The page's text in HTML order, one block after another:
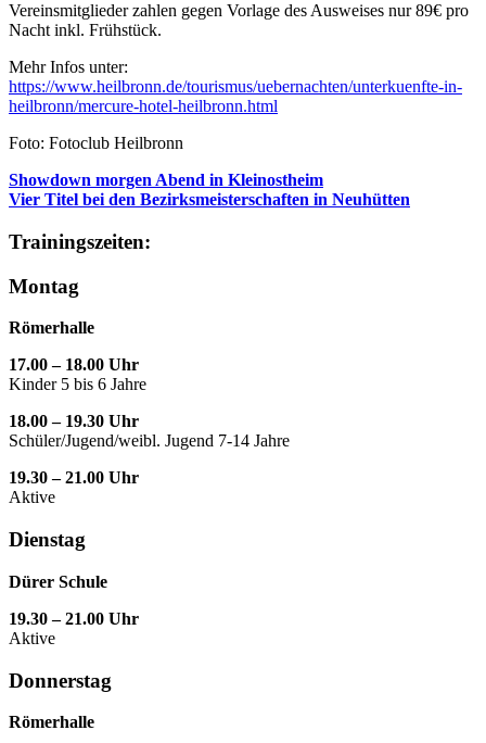
Vereinsmitglieder zahlen gegen Vorlage des Ausweises nur 89€ pro
Nacht inkl. Frühstück.
Mehr Infos unter:
https://www.heilbronn.de/tourismus/uebernachten/unterkuenfte-in-
heilbronn/mercure-hotel-heilbronn.html
Foto: Fotoclub Heilbronn
Showdown morgen Abend in Kleinostheim
Vier Titel bei den Bezirksmeisterschaften in Neuhütten
Trainingszeiten:
Montag
Römerhalle
17.00 – 18.00 Uhr
Kinder 5 bis 6 Jahre
18.00 – 19.30 Uhr
Schüler/Jugend/weibl. Jugend 7-14 Jahre
19.30 – 21.00 Uhr
Aktive
Dienstag
Dürer Schule
19.30 – 21.00 Uhr
Aktive
Donnerstag
Römerhalle